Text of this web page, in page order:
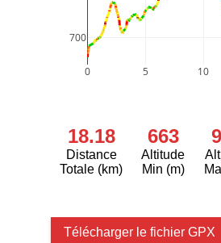
0 5 10
700
18.18
Distance
Totale (km)
663
Altitude
Min (m)
Télécharger le fichier GPX